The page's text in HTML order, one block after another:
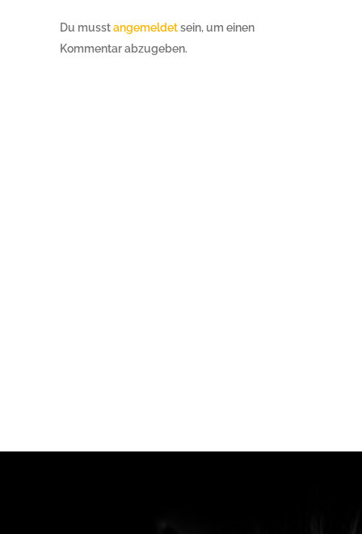
Du musstangemeldetsein, um einen
Kommentar abzugeben.